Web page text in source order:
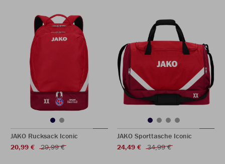
JAKO Rucksack Iconic
20,99 €
29,99 €
JAKO Sporttasche Iconic
24,49 €
34,99 €